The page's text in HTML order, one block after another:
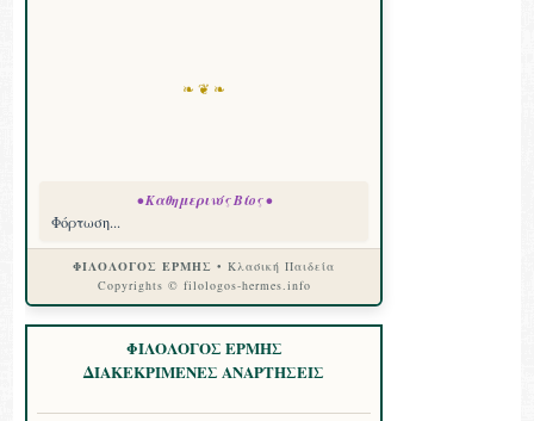
❧ ❦ ❧
• Καθημερινός Βίος •
Φόρτωση...
ΦΙΛΟΛΟΓΟΣ ΕΡΜΗΣ • Κλασική Παιδεία
Copyrights © filologos-hermes.info
ΦΙΛΟΛΟΓΟΣ ΕΡΜΗΣ
ΔΙΑΚΕΚΡΙΜΕΝΕΣ ΑΝΑΡΤΗΣΕΙΣ